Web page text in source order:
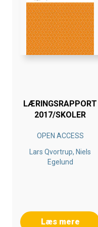
LÆRINGSRAPPORT
2017/SKOLER
OPEN ACCESS
Lars Qvortrup, Niels
Egelund
Læs mere